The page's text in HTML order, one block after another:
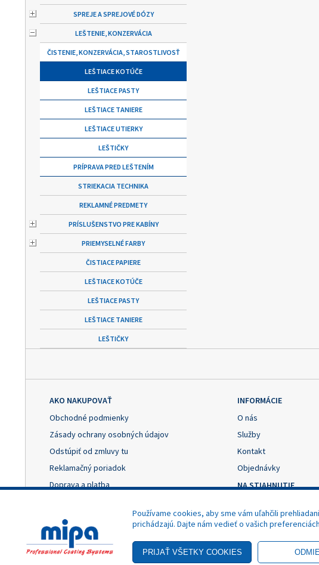
SPREJE A SPREJOVÉ DÓZY
LEŠTENIE, KONZERVÁCIA
ČISTENIE, KONZERVÁCIA, STAROSTLIVOSŤ
LEŠTIACE KOTÚČE
LEŠTIACE PASTY
LEŠTIACE TANIERE
LEŠTIACE UTIERKY
LEŠTIČKY
PRÍPRAVA PRED LEŠTENÍM
STRIEKACIA TECHNIKA
REKLAMNÉ PREDMETY
PRÍSLUŠENSTVO PRE KABÍNY
PRIEMYSELNÉ FARBY
ČISTIACE PAPIERE
LEŠTIACE KOTÚČE
LEŠTIACE PASTY
LEŠTIACE TANIERE
LEŠTIČKY
AKO NAKUPOVAŤ
Obchodné podmienky
Zásady ochrany osobných údajov
Odstúpiť od zmluvy tu
Reklamačný poriadok
Doprava a platba
Nastavenie cookies
INFORMÁCIE
O nás
Služby
Kontakt
Objednávky
NA STIAHNUTIE
Odstúpenie od zmluvy
- Akciová cena
Copyright © 2025 MIPA Autolack, s.r.o.
Používame cookies, aby sme vám uľahčili
prichádzajú. Dajte nám vedieť o vašich